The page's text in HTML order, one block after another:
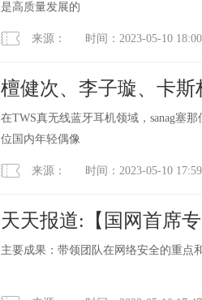
是高质量发展的
来源： 时间：2023-05-10
檀健次、李子璇、卡斯
耳机出圈
在TWS真无线蓝牙耳机领域，sanag塞
位国内年轻偶像
来源： 时间：2023-05-10
天天报道:【国网首席
主要成果：带领团队在网络安全的重点